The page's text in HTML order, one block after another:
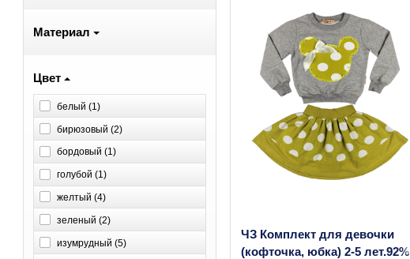
Материал
Цвет
белый (1)
бирюзовый (2)
бордовый (1)
голубой (1)
желтый (4)
зеленый (2)
изумрудный (5)
ЧЗ Комплект для девочки
(кофточка, юбка) 2-5 лет.92%